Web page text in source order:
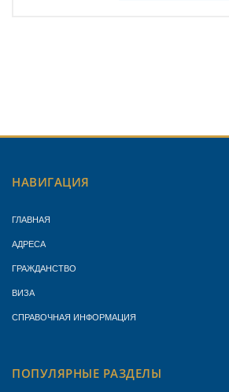
НАВИГАЦИЯ
ГЛАВНАЯ
АДРЕСА
ГРАЖДАНСТВО
ВИЗА
СПРАВОЧНАЯ ИНФОРМАЦИЯ
ПОПУЛЯРНЫЕ РАЗДЕЛЫ